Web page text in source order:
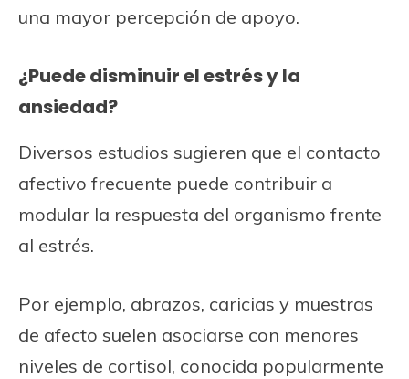
una mayor percepción de apoyo.
¿Puede disminuir el estrés y la
ansiedad?
Diversos estudios sugieren que el contacto
afectivo frecuente puede contribuir a
modular la respuesta del organismo frente
al estrés.
Por ejemplo, abrazos, caricias y muestras
de afecto suelen asociarse con menores
niveles de cortisol, conocida popularmente